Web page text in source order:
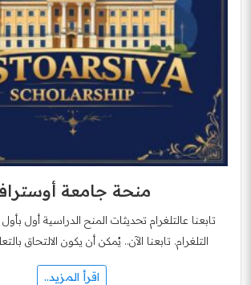
منحة جامعة
تابعنا عالتلغرام تحديثات المنح الدراسية أول
التلغرام. تابعنا الآن.. يُمكن أن يكون الالتحاق
اقرأ المزيد..